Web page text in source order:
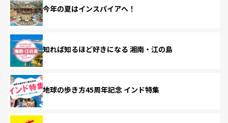
今年の夏はインスパイアへ！
知れば知るほど好きになる 湘南・江の島
地球の歩き方45周年記念 インド特集